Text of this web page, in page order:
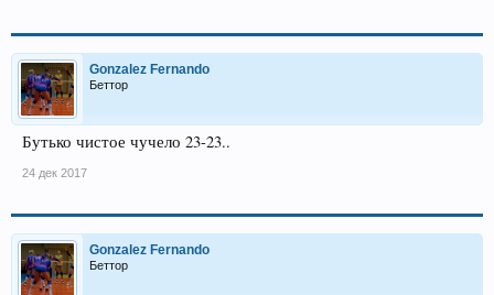
Gonzalez Fernando
Беттор
Бутько чистое чучело 23-23..
24 дек 2017
Gonzalez Fernando
Беттор